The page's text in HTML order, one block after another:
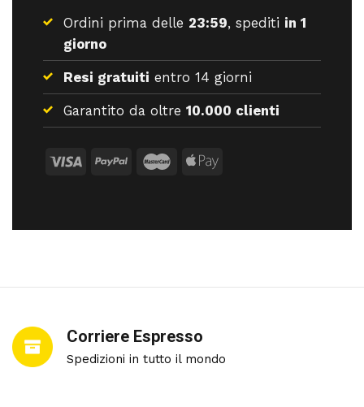
Ordini prima delle 23:59, spediti in 1
giorno
Resi gratuiti entro 14 giorni
Garantito da oltre 10.000 clienti
Corriere Espresso
Spedizioni in tutto il mondo